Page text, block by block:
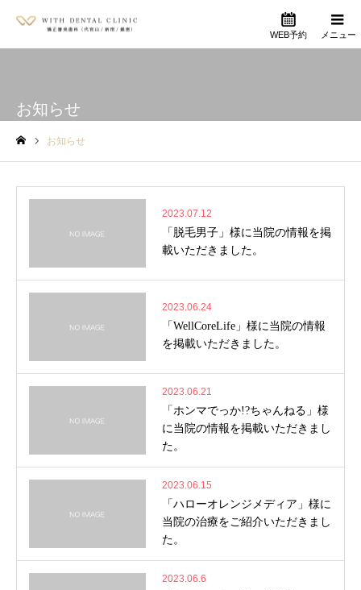
WEB予約 メニュー
お知らせ
お知らせ
2023.07.12
「脱毛男子」様に当院の情報を掲
載いただきました。
2023.06.24
「WellCoreLife」様に当院の情報
を掲載いただきました。
2023.06.21
「ホンマでっか!?ちゃんねる」様
に当院の情報を掲載いただきまし
た。
2023.06.15
「ハローオレンジメディア」様に
当院の治療をご紹介いただきまし
た。
2023.06.6